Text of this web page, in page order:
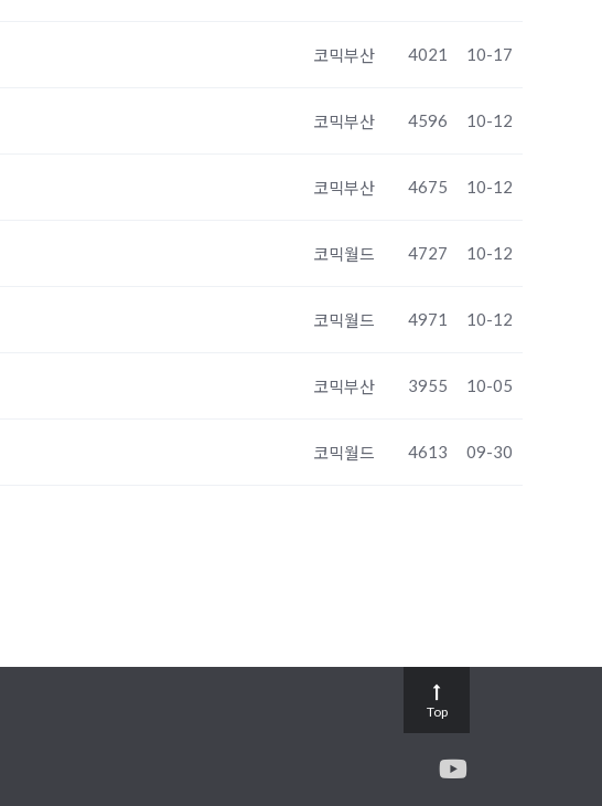
코믹부산 4021 10-17
코믹부산 4596 10-12
코믹부산 4675 10-12
코믹월드 4727 10-12
코믹월드 4971 10-12
코믹부산 3955 10-05
코믹월드 4613 09-30
Top